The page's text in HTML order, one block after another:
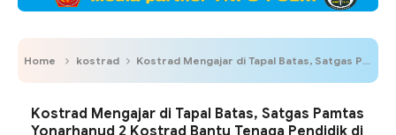
Home kostrad Kostrad Mengajar di Tapal Batas, Satgas Pamtas Yonarhanud 2 Kostrad Bantu Tenaga Pendidik di SD Katolik Buk
Kostrad Mengajar di Tapal Batas, Satgas Pamtas
Yonarhanud 2 Kostrad Bantu Tenaga Pendidik di